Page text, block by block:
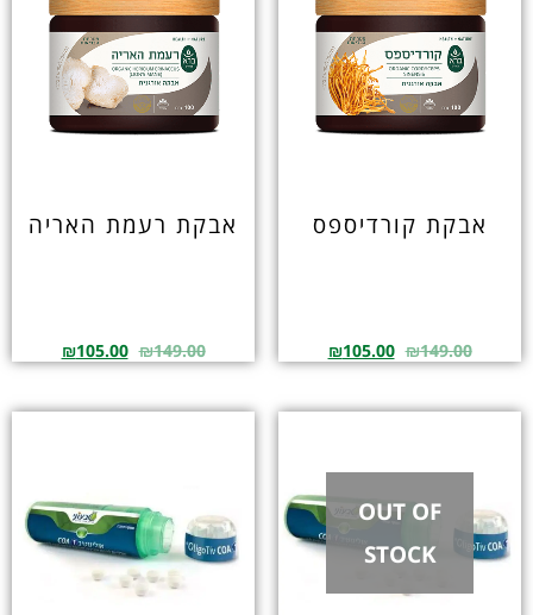
אבקת קורדיספס
₪149.00
₪105.00
אבקת רעמת האריה
₪149.00
₪105.00
OUT OF
STOCK